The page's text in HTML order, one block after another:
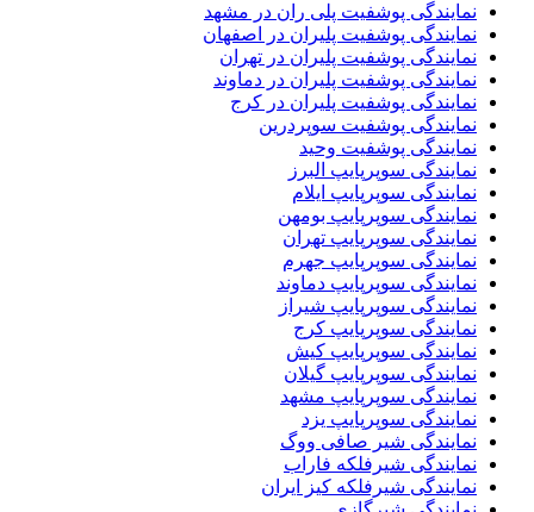
نمایندگی پوشفیت پلی ران در مشهد
نمایندگی پوشفیت پلیران در اصفهان
نمایندگی پوشفیت پلیران در تهران
نمایندگی پوشفیت پلیران در دماوند
نمایندگی پوشفیت پلیران در کرج
نمایندگی پوشفیت سوپردرین
نمایندگی پوشفیت وحید
نمایندگی سوپرپایپ البرز
نمایندگی سوپرپایپ ایلام
نمایندگی سوپرپایپ بومهن
نمایندگی سوپرپایپ تهران
نمایندگی سوپرپایپ جهرم
نمایندگی سوپرپایپ دماوند
نمایندگی سوپرپایپ شیراز
نمایندگی سوپرپایپ کرج
نمایندگی سوپرپایپ کیش
نمایندگی سوپرپایپ گیلان
نمایندگی سوپرپایپ مشهد
نمایندگی سوپرپایپ یزد
نمایندگی شیر صافی ووگ
نمایندگی شیرفلکه فاراب
نمایندگی شیرفلکه کیز ایران